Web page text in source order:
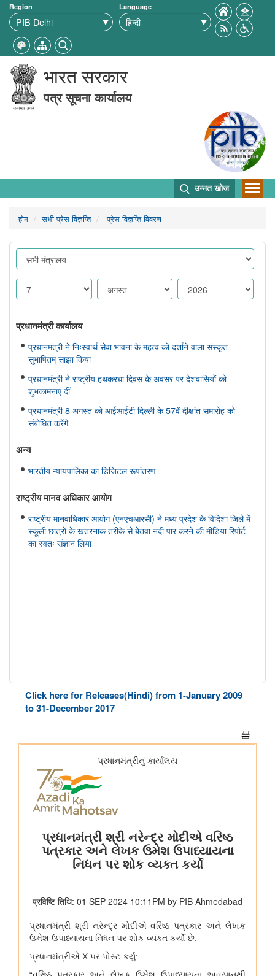
Region Language
भारत सरकार
पत्र सूचना कार्यालय
उन्नत खोज
होम सभी प्रेस विज्ञप्ति प्रेस विज्ञप्ति विवरण
प्रधानमंत्री कार्यालय
प्रधानमंत्री ने निःस्वार्थ सेवा भावना के महत्व को दर्शाने वाला संस्कृत
सुभाषितम् साझा किया
प्रधानमंत्री ने राष्ट्रीय हथकरघा दिवस के अवसर पर देशवासियों को
शुभकामनाएं दीं
प्रधानमंत्री 8 अगस्त को आईआईटी दिल्ली के 57वें दीक्षांत समारोह को
संबोधित करेंगे
अन्य
भारतीय न्यायपालिका का डिजिटल रूपांतरण
राष्ट्रीय मानव अधिकार आयोग
राष्ट्रीय मानवाधिकार आयोग (एनएचआरसी) ने मध्य प्रदेश के विदिशा जिले में
स्कूली छात्रों के खतरनाक तरीके से बेतवा नदी पार करने की मीडिया रिपोर्ट
का स्वतः संज्ञान लिया
Click here for Releases(Hindi) from 1-January 2009
to 31-December 2017